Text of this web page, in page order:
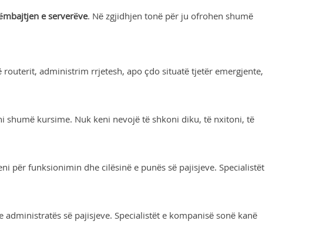
e serverëve. Në zgjidhjen tonë për ju ofrohen shumë
administrim rrjetesh, apo çdo situatë tjetër emergjente,
kursime. Nuk keni nevojë të shkoni diku, të nxitoni, të
për funksionimin dhe cilësinë e punës së pajisjeve. Specialistët
së pajisjeve. Specialistët e kompanisë sonë kanë